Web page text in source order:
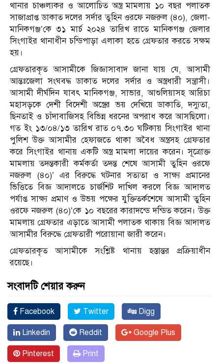
থানার চাঞ্চল্যকর ও আলোচিত অস্ত্র মামলায় ১০ বছর পলাতক
সাজাপ্রাপ্ত ডাকাত দলের সর্দার তুহিন ওরফে নজরুল (৪০), জেলা-
মানিকগঞ্জ’কে ৩১ মার্চ ২০২৪ তারিখ রাতে মানিকগঞ্জ জেলার
সিংগাইর থানাধীন চন্ডিপাড়া এলাকা হতে গ্রেফতার করতে সক্ষম
হয়।
গ্রেফতারকৃত আসামীকে জিজ্ঞাসাবাদ জানা যায় যে, আসামী
আন্তঃজেলা সংঘবদ্ধ ডাকাত দলের সর্দার ও অস্ত্রধারী সন্ত্রাসী।
আসামী দীর্ঘদিন যাবৎ মানিকগঞ্জ, সাভার, আশুলিয়াসহ আরিচা
মহাসড়কে দেশী বিদেশী অস্ত্রের ভয় দেখিয়ে ডাকাতি, দস্যুতা,
ছিনতাই ও চাঁদাবাজিসহ বিভিন্ন ধরনের অপরাধ করে আসছিলো।
গত ইং ১৩/০৪/১৩ তারিখ রাত ০৭.৩০ ঘটিকায় সিংগাইর থানা
পুলিশ উক্ত আসামীর হেফাজতে থাকা অবৈধ অস্ত্রসহ গ্রেফতার
করে সিংগাইর থানায় একটি অস্ত্র মামলা দায়ের করেন। সূত্রোক্ত
মামলায় তদন্তকারী কর্মকর্তা তদন্ত শেষে আসামী তুহিন ওরফে
নজরুল (৪০)’ এর বিরুদ্ধে ঘটনার সত্যতা ও সাক্ষ্য প্রমানের
ভিত্তিতে বিজ্ঞ আদালতে চার্জশিট দাখিল করলে বিজ্ঞ আদালত
পর্যাপ্ত সাক্ষ্য প্রমাণ ও উভয় পক্ষের যুক্তিতর্কশেষে আসামী তুহিন
ওরফে নজরুল (৪০)’কে ১০ বছরের কারাদন্ডে দন্ডিত করেন। উক্ত
মামলায় গ্রেফতার এড়াতে আসামী পলাতক থাকায় বিজ্ঞ আদালত
আসামীর বিরুদ্ধে গ্রেফতারী পরোয়ানা জারী করেন।
গ্রেফতারকৃত আসামীকে সংশ্লিষ্ট থানায় হস্তান্তর প্রক্রিয়াধীন
রয়েছে।
সংবাদটি শেয়ার করুন
Facebook Twitter Digg
Linkedin Reddit Google Plus
Pinterest Print